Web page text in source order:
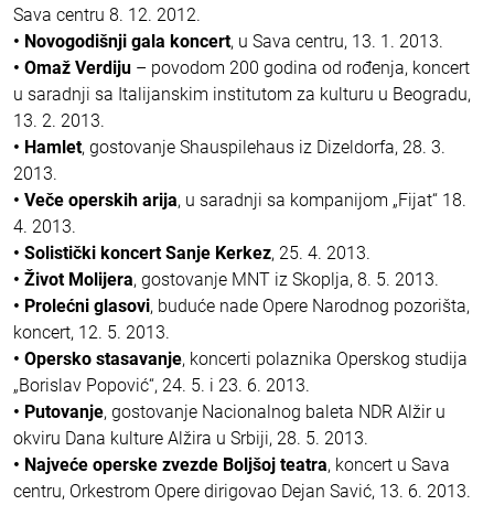
Sava centru 8. 12. 2012.
• Novogodišnji gala koncert, u Sava centru, 13. 1. 2013.
• Omaž Verdiju – povodom 200 godina od rođenja, koncert
u saradnji sa Italijanskim institutom za kulturu u Beogradu,
13. 2. 2013.
• Hamlet, gostovanje Shauspilehaus iz Dizeldorfa, 28. 3.
2013.
• Veče operskih arija, u saradnji sa kompanijom „Fijat“ 18.
4. 2013.
• Solistički koncert Sanje Kerkez, 25. 4. 2013.
• Život Molijera, gostovanje MNT iz Skoplja, 8. 5. 2013.
• Prolećni glasovi, buduće nade Opere Narodnog pozorišta,
koncert, 12. 5. 2013.
• Opersko stasavanje, koncerti polaznika Operskog studija
„Borislav Popović“, 24. 5. i 23. 6. 2013.
• Putovanje, gostovanje Nacionalnog baleta NDR Alžir u
okviru Dana kulture Alžira u Srbiji, 28. 5. 2013.
• Najveće operske zvezde Boljšoj teatra, koncert u Sava
centru, Orkestrom Opere dirigovao Dejan Savić, 13. 6. 2013.